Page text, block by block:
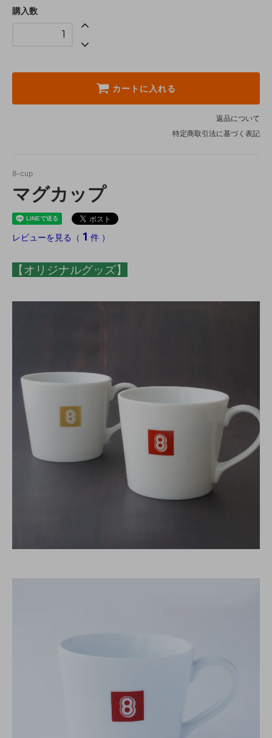
購入数
カートに入れる
返品について
特定商取引法に基づく表記
8-cup
マグカップ
レビューを見る（ 1 件 ）
【オリジナルグッズ】